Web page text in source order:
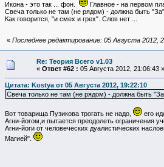
Икона - это так ... фон.
Главное - на первом
Свеча только не там (не рядом) - должна быть
Как говорится, "и смех и грех". Слов нет ...
« Последнее редактирование: 05 Августа 2012,
Re: Теория Всего v1.03
« Ответ #62 : 05 Августа 2012, 21:06:43 »
Цитата: Kostya от 05 Августа 2012, 19:22:10
Свеча только не там (не рядом) - должна быть
Вот товарища Пузикова трогать не надо,
его
Агни-йогом,и пытается преодолеть ограничения
Агни-йоги от человеческих дуалистических
Магией".